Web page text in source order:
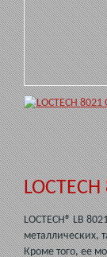
LOCTECH® LB
металлических,
Кроме того, ее